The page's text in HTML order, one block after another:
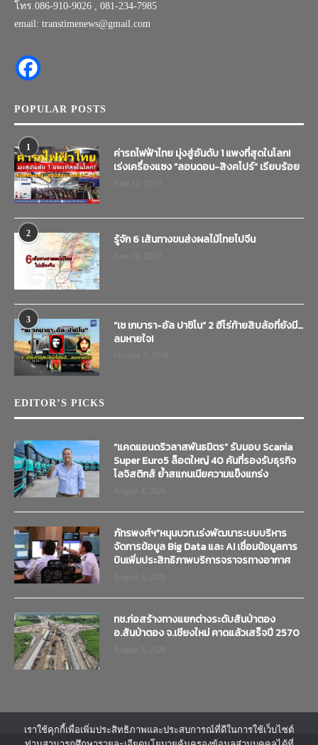
โทร.086-910-9026 , 081-234-7985
email: transtimenews@gmail.com
POPULAR POSTS
1
ค่ารถไฟฟ้าไทย มุ่งสู่อันดับ 1 แพงที่สุดในโลก!
เร่งเครื่องแซง “ลอนดอน-สิงคโปร์” เรียบร้อย
2 รู้จัก 6 เส้นทางขนส่งผลไม้ไทยไปจีน
3
“เช เกบารา-อัล ปาชิโน” 2 ฮีโร่ท้ายสิบล้อที่ยังมี…
ลมหายใจ!
EDITOR’S PICKS
“แคดแอนดริวลาสพันธมิตร” รับมอบ Scania
Super Euro5 ล็อตใหญ่ 40 คันที่รองรับธุรกิจ
โลจิสติกส์ ย้ำสแกนเนียความแข็งแกร่ง
ภัทรพงศ์ฯ”หนุนบวท.เร่งพัฒนาระบบบริหาร
จัดการข้อมูล Big Data และ AI เชื่อมข้อมูลการ
บินเพิ่มประสิทธิภาพบริการจราจรทางอากาศ
ทช.ก่อสร้างทางแยกต่างระดับสันป่าตอง
อ.สันป่าตอง จ.เชียงใหม่ คาดแล้วเสร็จปี 2570
เราใช้คุกกี้เพื่อเพิ่มประสิทธิภาพและประสบการณ์ที่ดีในการใช้เว็บไซต์